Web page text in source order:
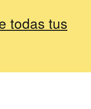
todas tus